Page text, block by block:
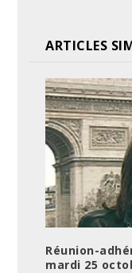
ARTICLES
Réunion-
mardi 25